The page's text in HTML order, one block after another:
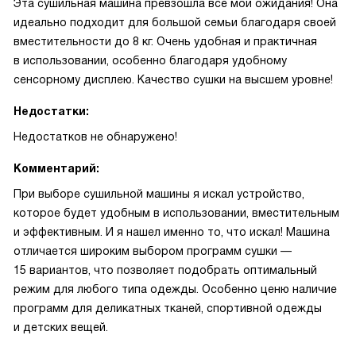
Эта сушильная машина превзошла все мои ожидания! Она
идеально подходит для большой семьи благодаря своей
вместительности до 8 кг. Очень удобная и практичная
в использовании, особенно благодаря удобному
сенсорному дисплею. Качество сушки на высшем уровне!
Недостатки:
Недостатков не обнаружено!
Комментарий:
При выборе сушильной машины я искал устройство,
которое будет удобным в использовании, вместительным
и эффективным. И я нашел именно то, что искал! Машина
отличается широким выбором программ сушки —
15 вариантов, что позволяет подобрать оптимальный
режим для любого типа одежды. Особенно ценю наличие
программ для деликатных тканей, спортивной одежды
и детских вещей.